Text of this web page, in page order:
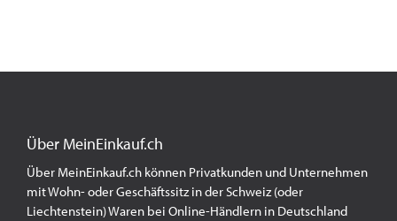
Über MeinEinkauf.ch
Über MeinEinkauf.ch können Privatkunden und Unternehmen
mit Wohn- oder Geschäftssitz in der Schweiz (oder
Liechtenstein) Waren bei Online-Händlern in Deutschland